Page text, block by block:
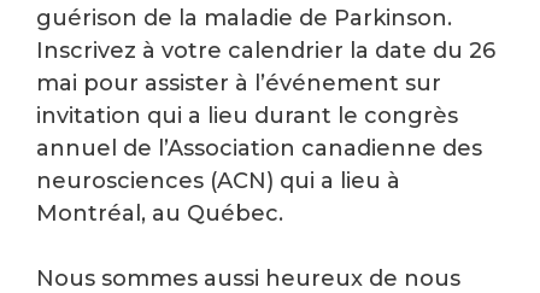
guérison de la maladie de Parkinson.
Inscrivez à votre calendrier la date du 26
mai pour assister à l’événement sur
invitation qui a lieu durant le congrès
annuel de l’Association canadienne des
neurosciences (ACN) qui a lieu à
Montréal, au Québec.
Nous sommes aussi heureux de nous